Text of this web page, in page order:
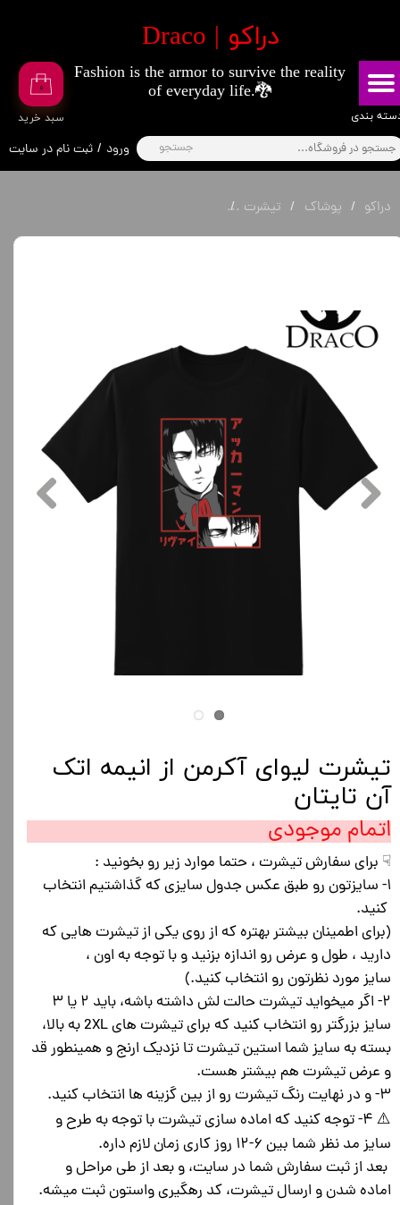
​دراکو | Draco
۰
جستجو ورود / ثبت نام در سایت
تغییر گذر واژه
سفارشات
خروج از حساب کاربری
​سبد خرید
Fashion is the armor to survive the reality
of everyday life.🐉
بندی
دراکو پوشاک تیشرت
تیشرت لیوای آکرمن از انیمه اتک
آن تایتان
اتمام موجودی
☟ برای سفارش تیشرت ، حتما موارد زیر رو بخونید :
۱- سایزتون رو طبق عکس جدول سایزی که گذاشتیم انتخاب
کنید.
(برای اطمینان بیشتر بهتره که از روی یکی از تیشرت هایی که
دارید ، طول و عرض رو اندازه بزنید و با توجه به اون ،
سایز مورد نظرتون رو انتخاب کنید.)
۲- اگر میخواید تیشرت حالت لش داشته باشه، باید ۲ یا ۳
سایز بزرگتر رو انتخاب کنید که برای تیشرت های 2XL به بالا،
بسته به سایز شما استین تیشرت تا نزدیک ارنج و همینطور قد
و عرض تیشرت هم بیشتر هست.
۳- و در نهایت رنگ تیشرت رو از بین گزینه ها انتخاب کنید.
⚠️ ۴- توجه کنید که اماده سازی تیشرت با توجه به طرح و
سایز مد نظر شما بین ۶-۱۲ روز کاری زمان لازم داره.
بعد از ثبت سفارش شما در سایت، و بعد از طی مراحل و
اماده شدن و ارسال تیشرت، کد رهگیری واستون ثبت میشه.